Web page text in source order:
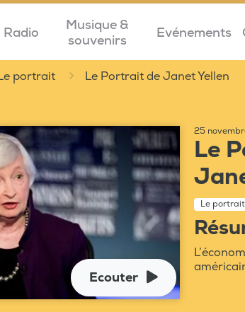
Radio
Musique &
souvenirs
Evénements
portrait Le Portrait de Janet Yellen
Ecouter
25
Le
Le portrait